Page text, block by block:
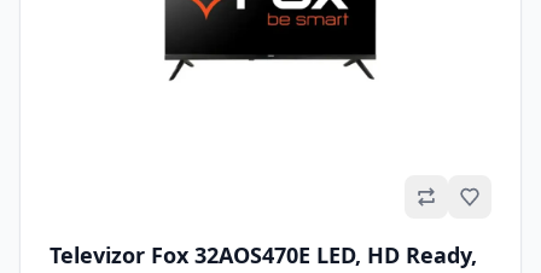
Televizor Fox 32AOS470E LED, HD Ready,